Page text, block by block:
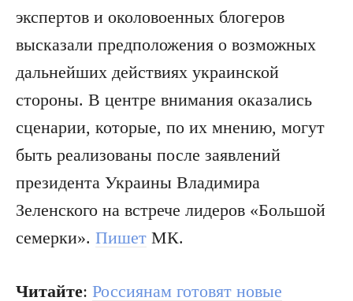
экспертов и околовоенных блогеров
высказали предположения о возможных
дальнейших действиях украинской
стороны. В центре внимания оказались
сценарии, которые, по их мнению, могут
быть реализованы после заявлений
президента Украины Владимира
Зеленского на встрече лидеров «Большой
семерки». Пишет МК.
Читайте: Россиянам готовят новые